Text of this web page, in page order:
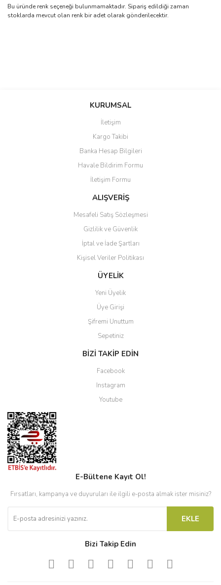
Bu üründe renk seçeneği bulunmamaktadır. Sipariş edildiği zaman
stoklarda mevcut olan renk bir adet olarak gönderilecektir.
Bu ürüne ilk yorumu siz yapın!
Ürün resmi kalitesiz, bozuk veya görüntülenemiyor.
Ürün açıklamasında eksik bilgiler bulunuyor.
Ürün bilgilerinde hatalar bulunuyor.
Ürün fiyatı diğer sitelerden daha pahalı.
Bu ürüne benzer farklı alternatifler olmalı.
Gönder
KURUMSAL
İletişim
Kargo Takibi
Banka Hesap Bilgileri
Havale Bildirim Formu
İletişim Formu
ALIŞVERİŞ
Mesafeli Satış Sözleşmesi
Gizlilik ve Güvenlik
İptal ve İade Şartları
Kişisel Veriler Politikası
ÜYELİK
Yeni Üyelik
Üye Girişi
Şifremi Unuttum
Sepetiniz
BİZİ TAKİP EDİN
Facebook
Instagram
Youtube
E-Bültene Kayıt Ol!
Fırsatları, kampanya ve duyuruları ile ilgili e-posta almak ister misiniz?
EKLE
Bizi Takip Edin